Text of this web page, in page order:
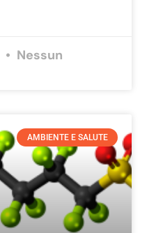
Nessun
AMBIENTE E SALUTE